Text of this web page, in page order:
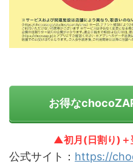
お得な
▲初月(日割り)＋
公式サイト： https://